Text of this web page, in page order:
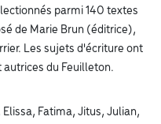
parmi 140 textes
de Marie Brun (éditrice),
Les sujets d'écriture ont
du Feuilleton.
Fatima, Jitus, Julian,